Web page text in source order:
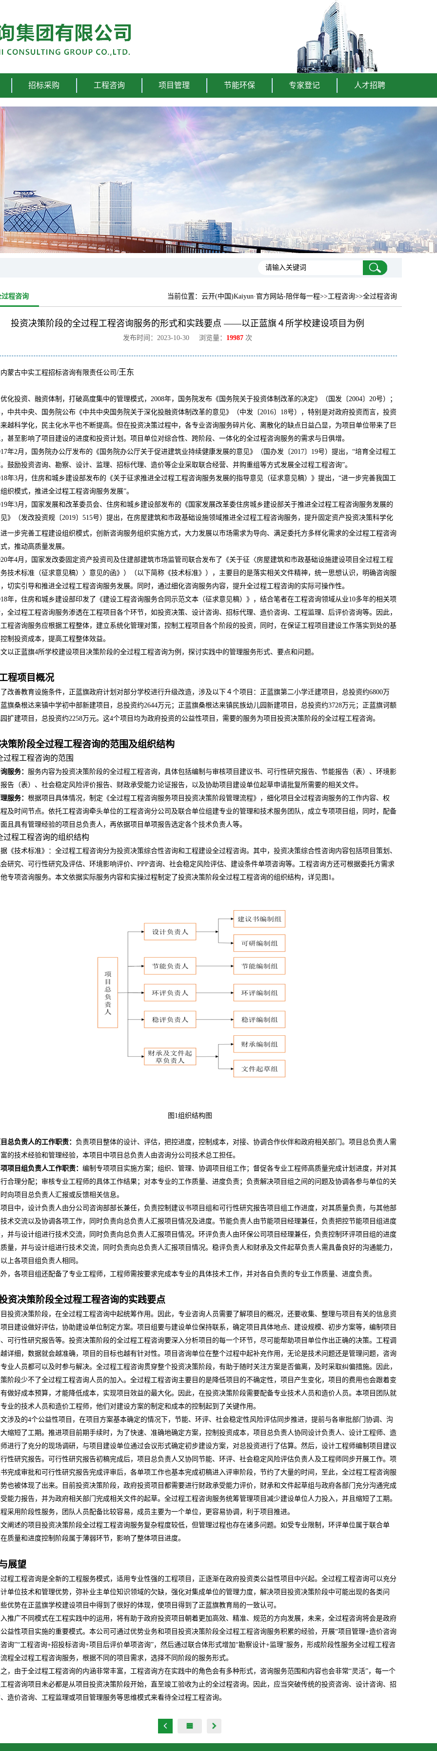
招标采购 工程咨询 项目管理 节能环保 专家登记 人才招聘
当前位置： 云开(中国)Kaiyun·官方网站-陪伴每一程>>工程咨询>>全过程咨询
过程咨询
投资决策阶段的全过程工程咨询服务的形式和实践要点 ——以正蓝旗４所学校建设项目为例
发布时间：2023-10-30 浏览量： 19987次
蒙古中实工程招标咨询有限责任公司 /王东
化投资、融资体制，打破高度集中的管理模式， 2008年，国务院发布《国务院关于投资体制改革的决定》（国发〔2004〕 20号）；
中共中央、国务院公布《中共中央国务院关于深化投融资体制改革的意见》（中发〔2016〕 18号），特别是对政府投资而言，投资
越科学化，民主化水平也不断提高。 但在投资决策过程中，各专业咨询服务碎片化、离散化的缺点日益凸显，为项目单位带来了巨
甚至影响了项目建设的进度和投资计划。项目单位对综合性、跨阶段、一体化的全过程咨询服务的需求与日俱增。
年2月，国务院办公厅发布的《国务院办公厅关于促进建筑业持续健康发展的意见》（国办发〔2017〕 19号）提出，“培育全过程工
鼓励投资咨询、勘察、设计、监理、招标代理、造价等企业采取联合经营、并购重组等方式发展全过程工程咨询”。
年3月，住房和城乡建设部发布的《关于征求推进全过程工程咨询服务发展的指导意见（征求意见稿）》提出，“进一步完善我国工
织模式，推进全过程工程咨询服务发展”。
年3月，国家发展和改革委员会、住房和城乡建设部发布的《国家发展改革委住房城乡建设部关于推进全过程工程咨询服务发展的
》（发改投资规〔2019〕 515号）提出，在房屋建筑和市政基础设施领域推进全过程工程咨询服务，提升固定资产投资决策科学化
一步完善工程建设组织模式，创新咨询服务组织实施方式，大力发展以市场需求为导向、满足委托方多样化需求的全过程工程咨询
，推动高质量发展。
年4月，国家发改委固定资产投资司及住建部建筑市场监管司联合发布了《关于征〈房屋建筑和市政基础设施建设项目全过程工程
技术标准（征求意见稿）〉意见的函》）（以下简称《技术标准》），主要目的是落实相关文件精神，统一思想认识，明确咨询服
切实引导和推进全过程工程咨询服务发展。同时，通过细化咨询服务内容，提升全过程工程咨询的实际可操作性。
年，住房和城乡建设部印发了《建设工程咨询服务合同示范文本（征求意见稿）》，结合笔者在工程咨询领域从业10多年的相关项
全过程工程咨询服务渗透在工程项目各个环节，如投资决策、设计咨询、招标代理、造价咨询、工程监理、后评价咨询等。因此，
程咨询服务应根据工程整体，建立系统化管理对策，控制工程项目各个阶段的投资，同时，在保证工程项目建设工作落实到处的基
制投资成本，提高工程整体效益。
以正蓝旗4所学校建设项目决策阶段的全过程工程咨询为例，探讨实践中的管理服务形式、要点和问题。
程项目概况
改善教育设施条件，正蓝旗政府计划对部分学校进行升级改造，涉及以下４个项目：正蓝旗第二小学迁建项目，总投资约6800万
旗桑根达来镇中学初中部新建项目，总投资约2644万元；正蓝旗桑根达来镇民族幼儿园新建项目，总投资约3728万元；正蓝旗诃额
扩建项目，总投资约2258万元。这4个项目均为政府投资的公益性项目，需要的服务为项目投资决策阶段的全过程工程咨询。
策阶段全过程工程咨询的范围及组织结构
过程工程咨询的范围
服务： 服务内容为投资决策阶段的全过程工程咨询，具体包括编制与审核项目建议书、可行性研究报告、节能报告（表）、环境影
告（表）、社会稳定风险评价报告、财政承受能力论证报告，以及协助项目建设单位起草申请批复所需要的相关文件。
服务： 根据项目具体情况，制定《全过程工程咨询服务项目投资决策阶段管理流程》，细化项目全过程咨询服务的工作内容、权
及时间节点。依托工程咨询牵头单位的工程咨询分公司及联合单位组建专业的管理和技术服务团队，成立专项项目组，同时，配备
且具有管理经验的项目总负责人，再依据项目单项报告选定各个技术负责人等。
过程工程咨询的组织结构
《技术标准》：全过程工程咨询分为投资决策综合性咨询和工程建设全过程咨询。其中，投资决策综合性咨询内容包括项目策划、
研究、可行性研究及评估、环境影响评价、 PPP咨询、社会稳定风险评估、建设条件单项咨询等。工程咨询方还可根据委托方需求
专项咨询服务。本文依据实际服务内容和实操过程制定了投资决策阶段全过程工程咨询的组织结构，详见图 1。
图 1组织结构图
总负责人的工作职责： 负责项目整体的设计、评估，把控进度，控制成本，对接、协调合作伙伴和政府相关部门。项目总负责人需
的技术经验和管理经验，本项目中项目总负责人由咨询分公司技术总工担任。
项目组负责人工作职责： 编制专项项目实施方案；组织、管理、协调项目组工作；督促各专业工程师高质量完成计划进度，并对其
合理分配；审核专业工程师的具体工作结果；对本专业的工作质量、进度负责；负责解决项目组之间的问题及协调各参与单位的关
向项目总负责人汇报或反馈相关信息。
目中，设计负责人由分公司咨询部部长兼任，负责控制建议书项目组和可行性研究报告项目组工作进度，对其质量负责，与其他部
术交流以及协调各项工作，同时负责向总负责人汇报项目情况及进度。节能负责人由节能项目经理兼任，负责把控节能项目组进度
并与设计组进行技术交流，同时负责向总负责人汇报项目情况。环评负责人由环保公司项目经理兼任，负责控制环评项目组的进度
量，并与设计组进行技术交流，同时负责向总负责人汇报项目情况。稳评负责人和财承及文件起草负责人需具备良好的沟通能力，
上各项目组负责人相同。
，各项目组还配备了专业工程师，工程师需按要求完成本专业的具体技术工作，并对各自负责的专业工作质量、进度负责。
资决策阶段全过程工程咨询的实践要点
投资决策阶段，在全过程工程咨询中起统筹作用。因此，专业咨询人员需要了解项目的概况，还要收集、整理与项目有关的信息资
目建设做好评估，协助建设单位制定方案。项目组要与建设单位保持联系，确定项目具体地点、建设规模、初步方案等，编制项目
可行性研究报告等。投资决策阶段的全过程工程咨询要深入分析项目的每一个环节，尽可能帮助项目单位作出正确的决策。工程调
详细，数据就会越准确，项目的目标也越有针对性。项目咨询单位在整个过程中起补充作用，无论是技术问题还是管理问题，咨询
业人员都可以及时参与解决。全过程工程咨询贯穿整个投资决策阶段，有助于随时关注方案是否偏离，及时采取纠偏措施。因此，
阶段少不了全过程工程咨询人员的加入。全过程工程咨询主要目的是降低项目的不确定性，项目产生变化，项目的费用也会跟着变
做好成本预算，才能降低成本，实现项目效益的最大化。因此，在投资决策阶段需要配备专业技术人员和造价人员。本项目团队就
业的技术人员和造价工程师，他们对建设方案的制定和成本的控制起到了关键作用。
涉及的4个公益性项目，在项目方案基本确定的情况下，节能、环评、社会稳定性风险评估同步推进，提前与各审批部门协调、沟
缩短了工期。推进项目前期手续时，为了快速、准确地确定方案，控制投资成本，项目总负责人协同设计负责人、设计工程师、造
进行了充分的现场调研，与项目建设单位通过会议形式确定初步建设方案，对总投资进行了估算。然后，设计工程师编制项目建议
性研究报告。可行性研究报告初稿完成后，项目总负责人又协同节能、环评、社会稳定风险评估负责人及工程师同步开展工作。项
完成审批和可行性研究报告完成评审后，各单项工作也基本完成初稿进入评审阶段，节约了大量的时间，至此，全过程工程咨询服
也被体现了出来。目前投资决策阶段，政府投资项目都需要进行财政承受能力评价，财承和文件起草组与政府各部门充分沟通完成
能力报告，并为政府相关部门完成相关文件的起草。全过程工程咨询服务统筹管理项目减少建设单位人力投入，并且缩短了工期。
采用阶段性服务，团队人员配备比较容易，成员主要为一个单位，更容易协调，利于项目推进。
阐述的项目投资决策阶段全过程工程咨询服务复杂程度较低，但管理过程也存在诸多问题。如受专业限制，环评单位属于联合单
质量和进度控制阶段属于薄弱环节，影响了整体项目进度。
展望
程工程咨询是全新的工程服务模式，适用专业性强的工程项目，正逐渐在政府投资类公益性项目中兴起。全过程工程咨询可以充分
单位技术和管理优势，弥补业主单位知识领域的欠缺，强化对集成单位的管理力度，解决项目投资决策阶段中可能出现的各类问
优势在正蓝旗学校建设项目中得到了很好的体现，使项目得到了正蓝旗教育局的一致认可。
推广不同模式在工程实践中的运用，将有助于政府投资项目朝着更加高效、精准、规范的方向发展，未来，全过程咨询将会是政府
益性项目实施的重要模式。本公司可通过优势业务和项目投资决策阶段全过程工程咨询服务积累的经验，开展“项目管理+造价咨询
询”“工程咨询+招投标咨询+项目后评价单项咨询”，然后通过联合体形式增加“勘察设计+监理”服务，形成阶段性服务全过程工程咨
程全过程工程咨询服务，根据不同的项目需求，选择不同阶段的服务形式。
，由于全过程工程咨询的内涵非常丰富，工程咨询方在实践中的角色会有多种形式，咨询服务范围和内容也会非常“灵活”，每一个
程咨询项目未必都是从项目投资决策阶段开始，直至竣工验收为止的全过程咨询。因此，应当突破传统的投资咨询、设计咨询、招
造价咨询、工程监理或项目管理服务等思维模式来看待全过程工程咨询。